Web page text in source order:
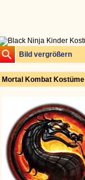
Bild vergrößern
Mortal Kombat Kostüme